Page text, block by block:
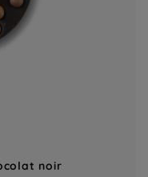
noir